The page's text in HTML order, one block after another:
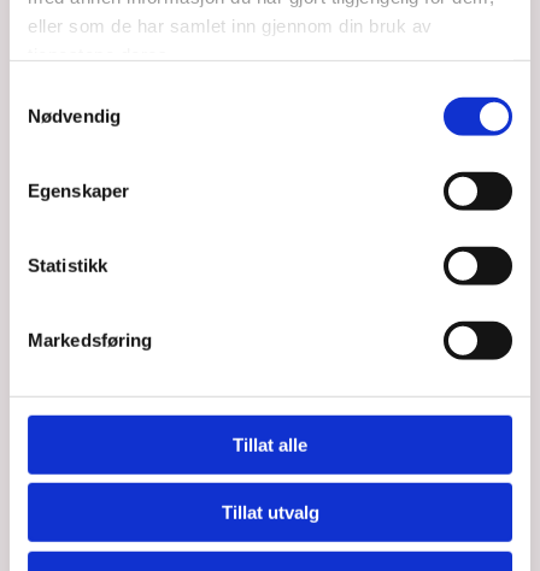
eller som de har samlet inn gjennom din bruk av
Nødvendig
Egenskaper
Statistikk
Markedsføring
Tillat alle
Tillat utvalg
når jeg ikke trenger’n mer, liksom
som ikke gjør for mye utav seg eller eventuelt gjør
ja og så må den kunne ta vare på alt det skjøreste
og ha sånn sveis som tåler at det regner, om du
jeg kommer kanskje på mer seinere så
tror jeg har akkurat en sånn som du er på jakt etter
men du veit
det er en hel gjeng av døm
alle de der er sånne som kommer springende med
en gang